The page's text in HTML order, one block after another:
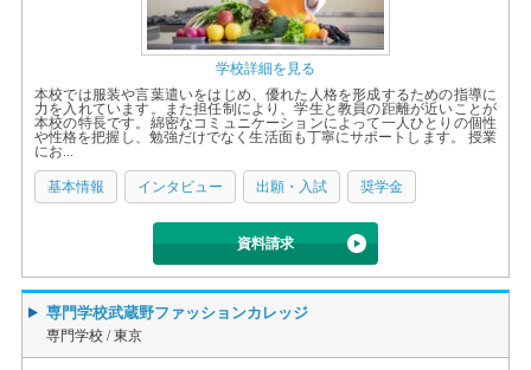
学校詳細を見る
本校では服装や言葉遣いをはじめ、優れた人格を形成するための指導に
力を入れています。また担任制により、学生と教員の距離が近いことが
本校の特長です。綿密なコミュニケーションによって一人ひとりの個性
や性格を把握し、勉強だけでなく生活面も丁寧にサポートします。 授業
にお...
基本情報 インタビュー 出願・入試 奨学金
資料請求
専門学校武蔵野ファッションカレッジ
専門学校 /東京